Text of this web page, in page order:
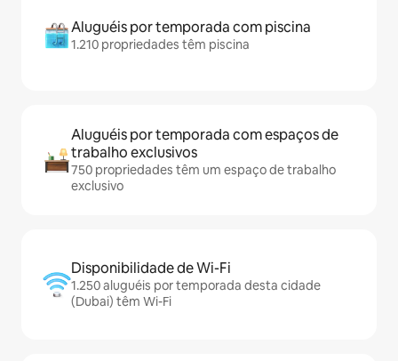
Aluguéis por temporada com piscina
1.210 propriedades têm piscina
Aluguéis por temporada com espaços de
trabalho exclusivos
750 propriedades têm um espaço de trabalho
exclusivo
Disponibilidade de Wi-Fi
1.250 aluguéis por temporada desta cidade
(Dubai) têm Wi-Fi